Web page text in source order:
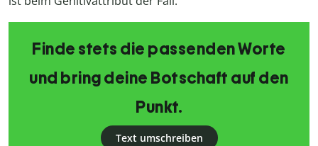
Finde stets die passenden Worte
und bring deine Botschaft auf den
Punkt.
Text umschreiben